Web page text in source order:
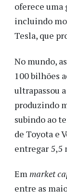
oferece uma
incluindo
Tesla, que
No mundo,
100 bilhões
ultrapassou
produzindo
subindo ao
de Toyota e
entregar 5,5
Emmarket
entre as